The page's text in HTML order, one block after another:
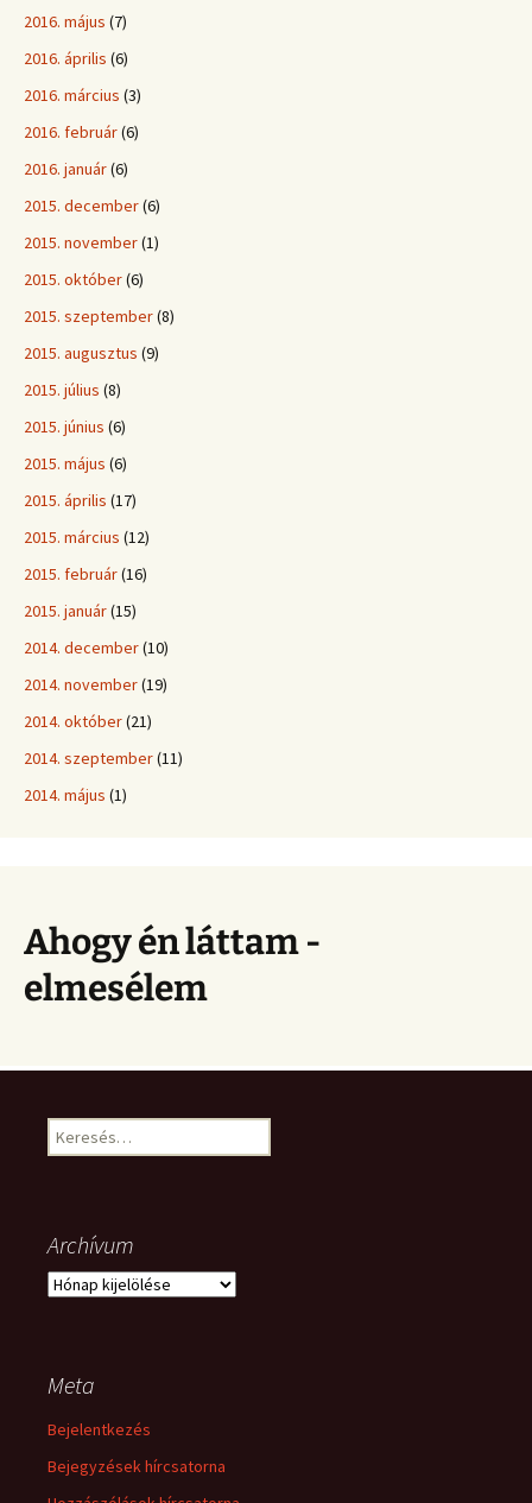
2016. május (7)
2016. április (6)
2016. március (3)
2016. február(6)
2016. január(6)
2015. december(6)
2015. november(1)
2015. október(6)
2015. szeptember(8)
2015. augusztus (9)
2015. július (8)
2015. június (6)
2015. május (6)
2015. április (17)
2015. március (12)
2015. február(16)
2015. január(15)
2014. december(10)
2014. november(19)
2014. október(21)
2014. szeptember(11)
2014. május (1)
Ahogy én láttam -
elmesélem
Keresés:
Archívum
Archívum
Meta
Bejelentkezés
Bejegyzések hírcsatorna